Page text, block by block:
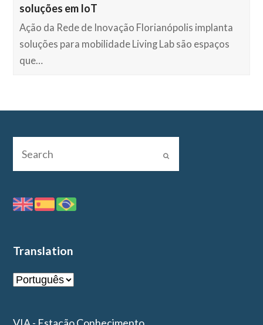
soluções em IoT
Ação da Rede de Inovação Florianópolis implanta
soluções para mobilidade Living Lab são espaços
que…
Translation